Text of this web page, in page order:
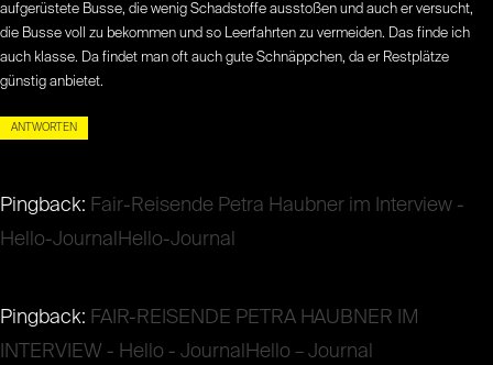
aufgerüstete Busse, die wenig Schadstoffe ausstoßen und auch er versucht,
die Busse voll zu bekommen und so Leerfahrten zu vermeiden. Das finde ich
auch klasse. Da findet man oft auch gute Schnäppchen, da er Restplätze
günstig anbietet.
ANTWORTEN
Pingback: Fair-Reisende Petra Haubner im Interview -
Hello-JournalHello-Journal
Pingback: FAIR-REISENDE PETRA HAUBNER IM
INTERVIEW - Hello - JournalHello – Journal